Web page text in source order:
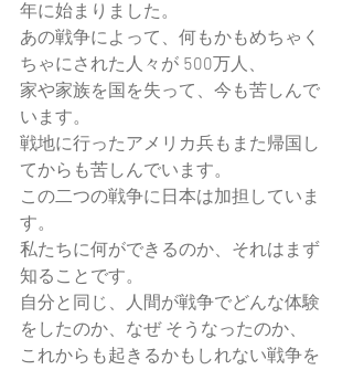
年に始まりました。
あの戦争によって、何もかもめちゃく
ちゃにされた人々が 500万人、
家や家族を国を失って、今も苦しんで
います。
戦地に行ったアメリカ兵もまた帰国し
てからも苦しんでいます。
この二つの戦争に日本は加担していま
す。
私たちに何ができるのか、それはまず
知ることです。
自分と同じ、人間が戦争でどんな体験
をしたのか、なぜ そうなったのか、
これからも起きるかもしれない戦争を